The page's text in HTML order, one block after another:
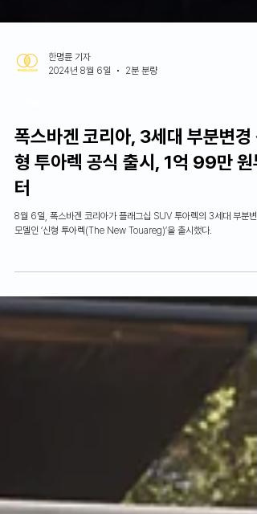
한명륜 기자
2분 분량
News
폭스바겐 코리아, 3세대 부분변경
형 투아렉 공식 출시, 1억 99만 원부
터
8월 6일, 폭스바겐 코리아가 플래그십 SUV 투아렉의 3세대 부분변
모델인 ‘신형 투아렉(The New Touareg)’을 출시했다.